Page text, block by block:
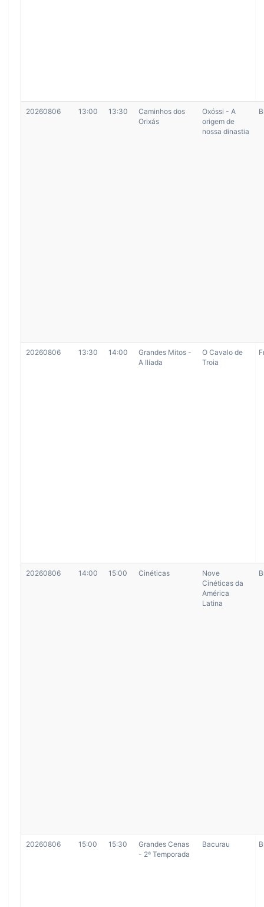
20260806 13:00 13:30
Caminhos dos
Orixás
Oxóssi - A
origem de
nossa dinastia
20260806 13:30 14:00
Grandes Mitos -
A Ilíada
O Cavalo de
Troia
20260806 14:00 15:00 Cinéticas
Nove
Cinéticas da
América
Latina
20260806 15:00 15:30
Grandes Cenas
- 2ª Temporada
Bacurau